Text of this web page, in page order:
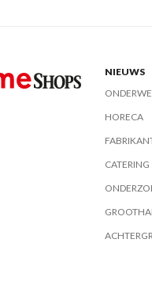
NIEUWS
HORECA
CATERING